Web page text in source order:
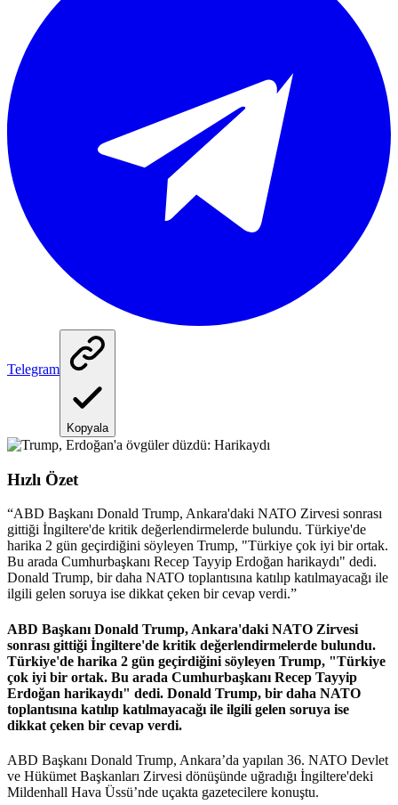
Telegram
Kopyala
Hızlı Özet
“ABD Başkanı Donald Trump, Ankara'daki NATO Zirvesi sonrası
gittiği İngiltere'de kritik değerlendirmelerde bulundu. Türkiye'de
harika 2 gün geçirdiğini söyleyen Trump, "Türkiye çok iyi bir ortak.
Bu arada Cumhurbaşkanı Recep Tayyip Erdoğan harikaydı" dedi.
Donald Trump, bir daha NATO toplantısına katılıp katılmayacağı ile
ilgili gelen soruya ise dikkat çeken bir cevap verdi.”
ABD Başkanı Donald Trump, Ankara'daki NATO Zirvesi
sonrası gittiği İngiltere'de kritik değerlendirmelerde bulundu.
Türkiye'de harika 2 gün geçirdiğini söyleyen Trump, "Türkiye
çok iyi bir ortak. Bu arada Cumhurbaşkanı Recep Tayyip
Erdoğan harikaydı" dedi. Donald Trump, bir daha NATO
toplantısına katılıp katılmayacağı ile ilgili gelen soruya ise
dikkat çeken bir cevap verdi.
ABD Başkanı Donald Trump, Ankara’da yapılan 36. NATO Devlet
ve Hükümet Başkanları Zirvesi dönüşünde uğradığı İngiltere'deki
Mildenhall Hava Üssü’nde uçakta gazetecilere konuştu.